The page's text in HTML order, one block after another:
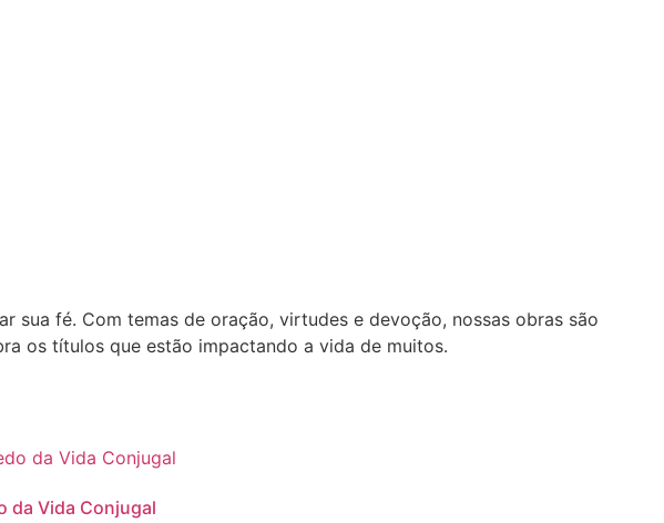
sua fé. Com temas de oração, virtudes e devoção, nossas obras são
os títulos que estão impactando a vida de muitos.
da Vida Conjugal